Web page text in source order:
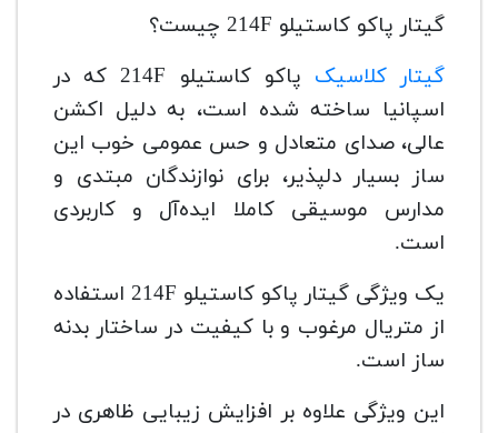
گیتار پاکو کاستیلو 214F چیست؟
گیتار کلاسیک
پاکو کاستیلو 214F که در
اسپانیا ساخته شده است، به دلیل اکشن
عالی، صدای متعادل و حس عمومی خوب این
ساز بسیار دلپذیر، برای نوازندگان مبتدی و
مدارس موسیقی کاملا ایده‌آل و کاربردی
است.
یک ویژگی گیتار پاکو کاستیلو 214F استفاده
از متریال مرغوب و با کیفیت در ساختار بدنه
ساز است.
این ویژگی علاوه بر افزایش زیبایی ظاهری در